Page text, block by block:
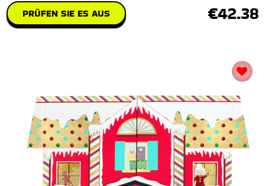
PRÜFEN SIE ES AUS €42.38